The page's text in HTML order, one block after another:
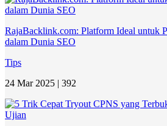
RajaBacklink.com: Platform Ideal untuk
dalam Dunia SEO
Tips
24 Mar 2025 | 392